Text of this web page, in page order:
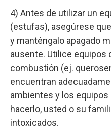
4) Antes de utilizar un
(estufas), asegúrese
y manténgalo apagado
ausente. Utilice equipos
combustión (ej.
encuentran
ambientes y los
hacerlo, usted o su
intoxicados.